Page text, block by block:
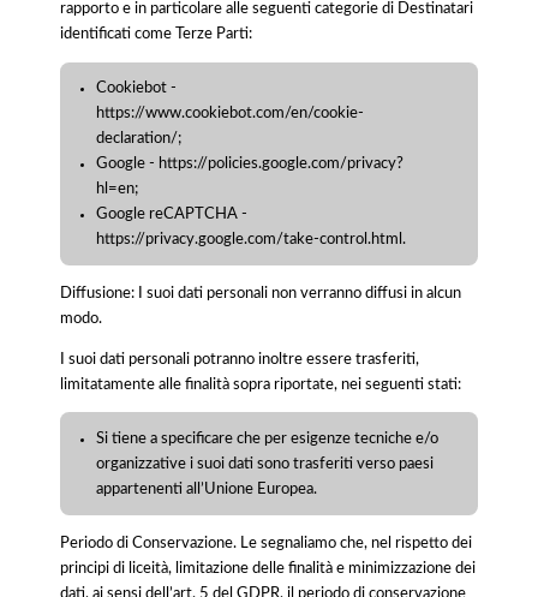
rapporto e in particolare alle seguenti categorie di Destinatari
identificati come Terze Parti:
Cookiebot -
https://www.cookiebot.com/en/cookie-
declaration/;
Google - https://policies.google.com/privacy?
hl=en;
Google reCAPTCHA -
https://privacy.google.com/take-control.html.
Diffusione: I suoi dati personali non verranno diffusi in alcun
modo.
I suoi dati personali potranno inoltre essere trasferiti,
limitatamente alle finalità sopra riportate, nei seguenti stati:
Si tiene a specificare che per esigenze tecniche e/o
organizzative i suoi dati sono trasferiti verso paesi
appartenenti all’Unione Europea.
Periodo di Conservazione. Le segnaliamo che, nel rispetto dei
principi di liceità, limitazione delle finalità e minimizzazione dei
dati, ai sensi dell’art. 5 del GDPR, il periodo di conservazione